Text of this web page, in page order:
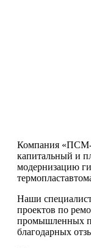
Компания «ПСМ-
капитальный и
модернизацию
Наши
проектов по
промышленных
благодарных